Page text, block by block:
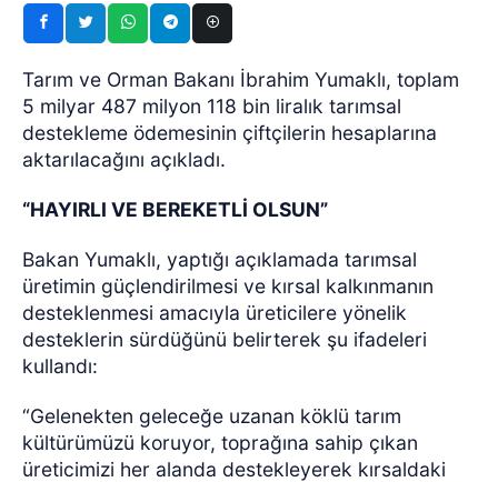
Tarım ve Orman Bakanı İbrahim Yumaklı, toplam
5 milyar 487 milyon 118 bin liralık tarımsal
destekleme ödemesinin çiftçilerin hesaplarına
aktarılacağını açıkladı.
“HAYIRLI VE BEREKETLİ OLSUN”
Bakan Yumaklı, yaptığı açıklamada tarımsal
üretimin güçlendirilmesi ve kırsal kalkınmanın
desteklenmesi amacıyla üreticilere yönelik
desteklerin sürdüğünü belirterek şu ifadeleri
kullandı:
“Gelenekten geleceğe uzanan köklü tarım
kültürümüzü koruyor, toprağına sahip çıkan
üreticimizi her alanda destekleyerek kırsaldaki